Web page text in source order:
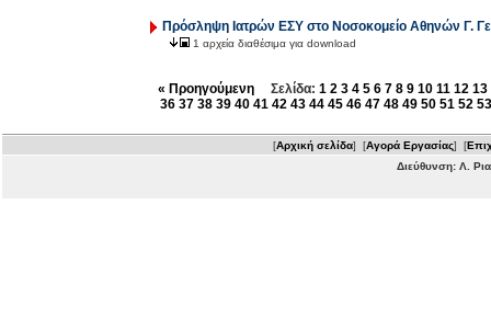
Πρόσληψη Ιατρών ΕΣΥ στο Νοσοκομείο Αθηνών Γ.
1 αρχεία διαθέσιμα για download
« ΠροηγούμενηΣελίδα: 1 2 3 4 5 6 7 8 9 10 11 12 13
36 37 38 39 40 41 42 43 44 45 46 47 48 49 50 51 52 53
[Αρχική σελίδα] [Αγορά Εργασίας] [
Διεύθυνση: Λ.